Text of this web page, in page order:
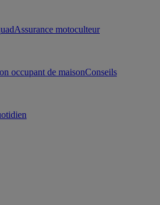
Assurance motoculteur
occupant de maisonConseils